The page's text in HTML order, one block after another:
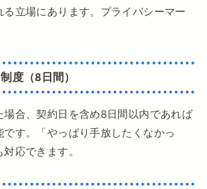
立場にあります。プライバシーマー
度（8日間）
場合、契約日を含め8日間以内であれば
す。「やっぱり手放したくなかっ
応できます。